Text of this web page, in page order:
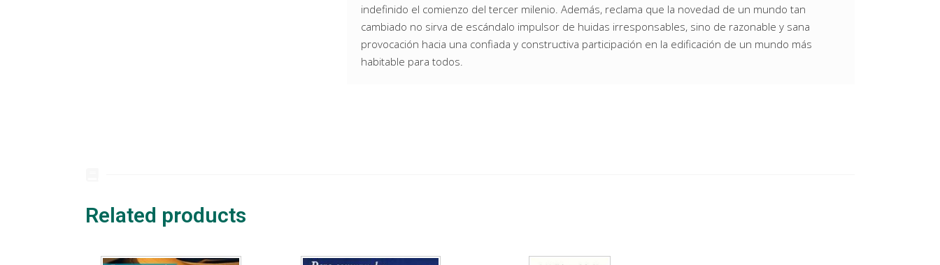
indefinido el comienzo del tercer milenio. Además, reclama que la novedad de un mundo tan
cambiado no sirva de escándalo impulsor de huidas irresponsables, sino de razonable y sana
provocación hacia una confiada y constructiva participación en la edificación de un mundo más
habitable para todos.
Related products